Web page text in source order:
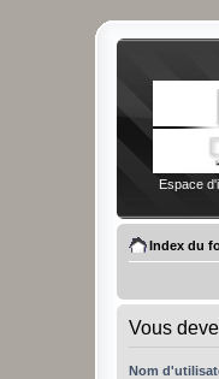
Espace
Index du
Vous
Nom